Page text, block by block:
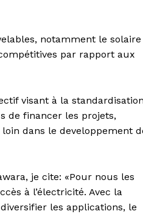
notamment le solaire
par rapport aux
visant à la
de financer les projets,
dans le developpement
je cite: «Pour nous les
à l’électricité. Avec la
les applications, le